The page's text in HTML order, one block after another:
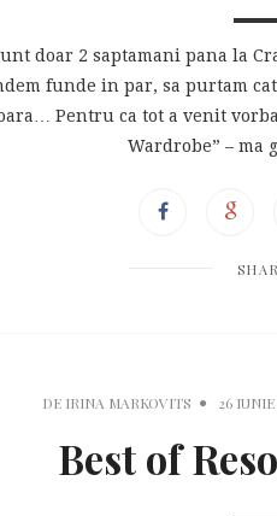
doar 2 saptamani pana la
funde in par, sa purtam
Pentru ca tot a venit
Wardrobe” – ma
DE IRINA MARKOVITS 26 IUNIE
Best of